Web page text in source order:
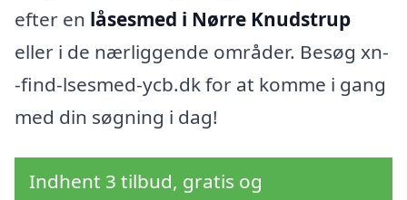
efter en låsesmed i Nørre Knudstrup
eller i de nærliggende områder. Besøg xn-
-find-lsesmed-ycb.dk for at komme i gang
med din søgning i dag!
Indhent 3 tilbud, gratis og